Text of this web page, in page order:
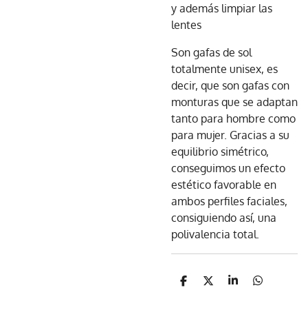
y además limpiar las
lentes
Son gafas de sol
totalmente unisex, es
decir, que son gafas con
monturas que se adaptan
tanto para hombre como
para mujer. Gracias a su
equilibrio simétrico,
conseguimos un efecto
estético favorable en
ambos perfiles faciales,
consiguiendo así, una
polivalencia total.
C
C
C
C